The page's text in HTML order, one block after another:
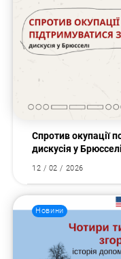
Спротив окупації
дискусія у Брюсселі
12 / 02 / 2026
Новини